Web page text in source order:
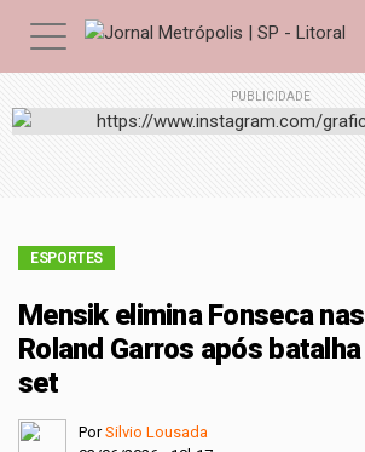
PUBLICIDADE
ESPORTES
Mensik elimina Fonseca
Roland Garros após
set
PorSilvio Lousada